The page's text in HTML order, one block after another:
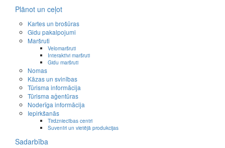
Plānot un ceļot
Kartes un brošūras
Gidu pakalpojumi
Maršruti
Velomaršruti
Interaktīvi maršruti
Gidu maršruti
Nomas
Kāzas un svinības
Tūrisma informācija
Tūrisma aģentūras
Noderīga informācija
Iepirkšanās
Tirdzniecības centri
Suvenīri un vietējā produkcijas
Sadarbība